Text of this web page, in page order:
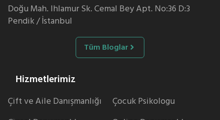
Doğu Mah. Ihlamur Sk. Cemal Bey Apt. No:36 D:3
Pendik / İstanbul
Tüm Bloglar
Hizmetlerimiz
Çift ve Aile Danışmanlığı
Çocuk Psikologu